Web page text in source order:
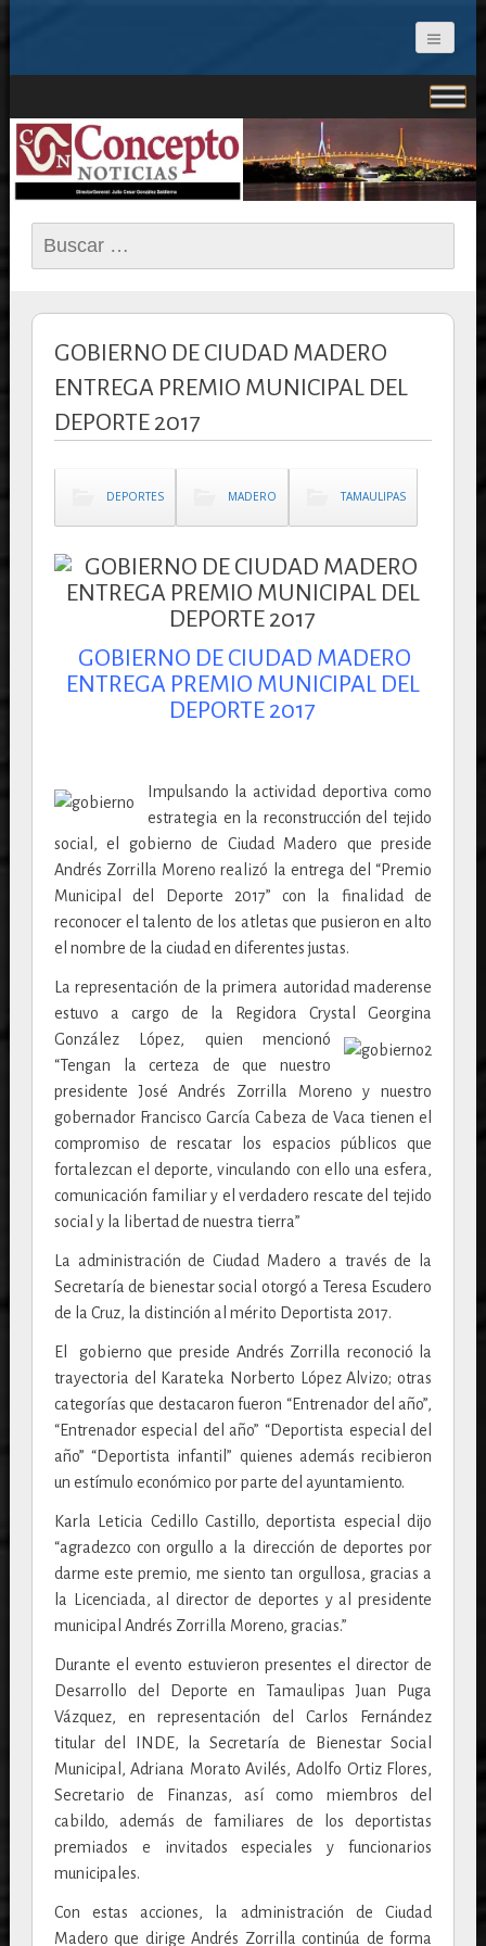
CONCEPTO NOTICIAS
Buscar:
GOBIERNO DE CIUDAD MADERO
ENTREGA PREMIO MUNICIPAL DEL
DEPORTE 2017
DEPORTES MADERO TAMAULIPAS
GOBIERNO DE CIUDAD MADERO
ENTREGA PREMIO MUNICIPAL DEL
DEPORTE 2017
Impulsando la actividad deportiva como
estrategia en la reconstrucción del tejido
social, el gobierno de Ciudad Madero que preside
Andrés Zorrilla Moreno realizó la entrega del “Premio
Municipal del Deporte 2017” con la finalidad de
reconocer el talento de los atletas que pusieron en alto
el nombre de la ciudad en diferentes justas.
La representación de la primera autoridad maderense
estuvo a cargo de la Regidora Crystal Georgina
González López, quienmencionó
“Tengan la certeza de que nuestro
presidente José Andrés Zorrilla Moreno y nuestro
gobernador Francisco García Cabeza de Vaca tienen el
compromiso de rescatar los espacios públicos que
fortalezcan el deporte, vinculando con ello una esfera,
comunicación familiar y el verdadero rescate del tejido
social y la libertad de nuestra tierra”
La administración de Ciudad Madero a través de la
Secretaría de bienestar social otorgó a Teresa Escudero
de la Cruz, la distinción al mérito Deportista 2017.
El gobierno que preside Andrés Zorrilla reconoció la
trayectoria del Karateka Norberto López Alvizo; otras
categorías que destacaron fueron “Entrenador del año”,
“Entrenador especial del año” “Deportista especial del
año” “Deportista infantil” quienes además recibieron
un estímulo económico por parte del ayuntamiento.
Karla Leticia Cedillo Castillo, deportista especial dijo
“agradezco con orgullo a la dirección de deportes por
darme este premio, me siento tan orgullosa, gracias a
la Licenciada, al director de deportes y al presidente
municipal Andrés Zorrilla Moreno, gracias.”
Durante el evento estuvieron presentes el director de
Desarrollo del Deporte en Tamaulipas Juan Puga
Vázquez, en representación del Carlos Fernández
titular del INDE, la Secretaría de Bienestar Social
Municipal, Adriana Morato Avilés, Adolfo Ortiz Flores,
Secretario de Finanzas, así como miembros del
cabildo, además de familiares de los deportistas
premiados e invitados especiales y funcionarios
municipales.
Con estas acciones, la administración de Ciudad
Madero que dirige Andrés Zorrilla continúa de forma